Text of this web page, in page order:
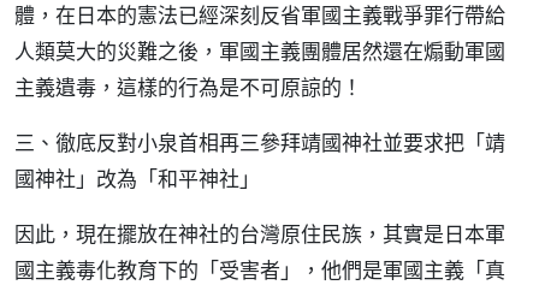
體，在日本的憲法已經深刻反省軍國主義戰爭罪行帶給
人類莫大的災難之後，軍國主義團體居然還在煽動軍國
主義遺毒，這樣的行為是不可原諒的！
三、徹底反對小泉首相再三參拜靖國神社並要求把「靖
國神社」改為「和平神社」
因此，現在擺放在神社的台灣原住民族，其實是日本軍
國主義毒化教育下的「受害者」，他們是軍國主義「真